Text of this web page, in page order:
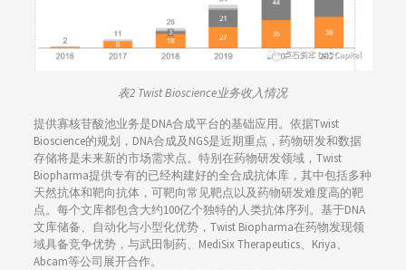
表2 Twist Bioscience业务收入情况
提供寡核苷酸池业务是DNA合成平台的基础应用。依据Twist
Bioscience的规划，DNA合成及NGS是近期重点，药物研发和数据
存储将是未来新的市场需求点。特别在药物研发领域，Twist
Biopharma提供专有的已经构建好的全合成抗体库，其中包括多种
天然抗体和靶向抗体，可靶向常见靶点以及药物研发难度高的靶
点。每个文库都包含大约100亿个独特的人类抗体序列。基于DNA
文库储备、自动化与小型化优势，Twist Biopharma在药物发现领
域具备竞争优势，与武田制药、MediSix Therapeutics、Kriya、
Abcam等公司展开合作。